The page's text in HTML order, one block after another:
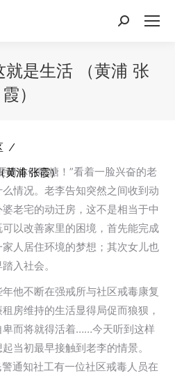
搜
就是生活 （黄浦 张
霞）
⁄
黄浦 张霞）
请你们吃糖！”看着一脸兴奋的老
情况。老李告知突然之间收到动
老宅的动迁房，这不是相当于中
以改善家里的困境，首先能完成
人居住环境的梦想；其次女儿也
入社会。
他不断在强戒所与社区戒毒康复
房维持的生活显得局促而狼狈，
而将就得活着……今天听到这样
当初最早接触到老李的情景。
通知社工有一位社区戒毒人员在